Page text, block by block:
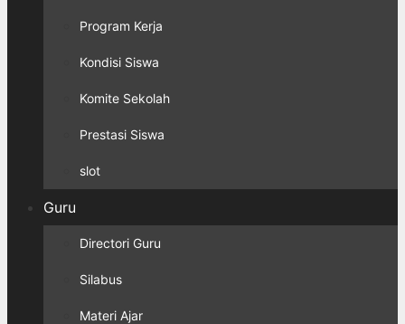
Program Kerja
Kondisi Siswa
Komite Sekolah
Prestasi Siswa
slot
Guru
Directori Guru
Silabus
Materi Ajar